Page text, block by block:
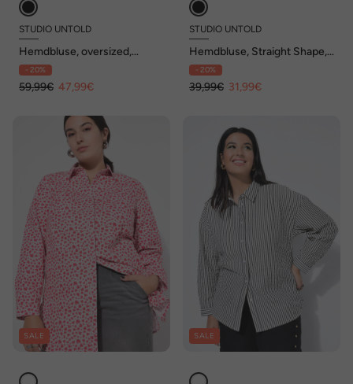
STUDIO UNTOLD
Hemdbluse, oversized,
Langarm mit Manschetten
- 20%
59,99€ 47,99€
STUDIO UNTOLD
Hemdbluse, Straight Shape,
Herzschleifen, Langarm
- 20%
39,99€ 31,99€
SALE SALE